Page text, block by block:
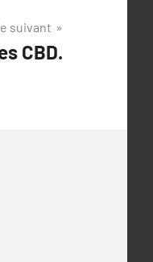
suivant
CBD.